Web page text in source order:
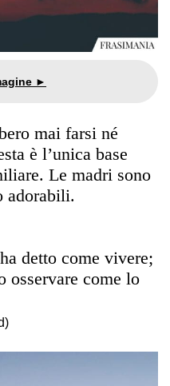
mai farsi né
è l’unica base
Le madri sono
adorabili.
detto come vivere;
osservare come lo